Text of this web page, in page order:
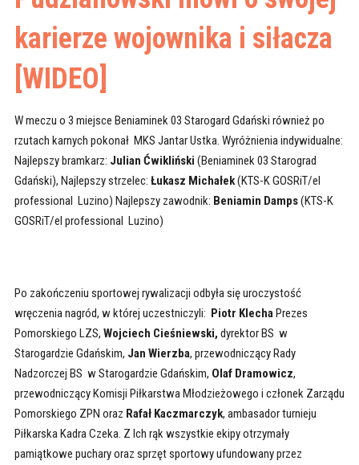
karierze wojownika i siłacza
[WIDEO]
W meczu o 3 miejsce Beniaminek 03 Starogard Gdański również po
rzutach karnych pokonał MKS Jantar Ustka. Wyróżnienia indywidualne:
Najlepszy bramkarz: Julian Ćwikliński (Beniaminek 03 Starograd
Gdański), Najlepszy strzelec: Łukasz Michałek(KTS-K GOSRiT/el
professional Luzino) Najlepszy zawodnik: Beniamin Damps(KTS-K
GOSRiT/el professional Luzino)
Po zakończeniu sportowej rywalizacji odbyła się uroczystość
wręczenia nagród, w której uczestniczyli: Piotr KlechaPrezes
Pomorskiego LZS, Wojciech Cieśniewski, dyrektor BS w
Starogardzie Gdańskim, Jan Wierzba, przewodniczący Rady
Nadzorczej BS w Starogardzie Gdańskim, Olaf Dramowicz,
przewodniczący Komisji Piłkarstwa Młodzieżowego i członek Zarządu
Pomorskiego ZPN oraz Rafał Kaczmarczyk, ambasador turnieju
Piłkarska Kadra Czeka. Z Ich rąk wszystkie ekipy otrzymały
pamiątkowe puchary oraz sprzęt sportowy ufundowany przez